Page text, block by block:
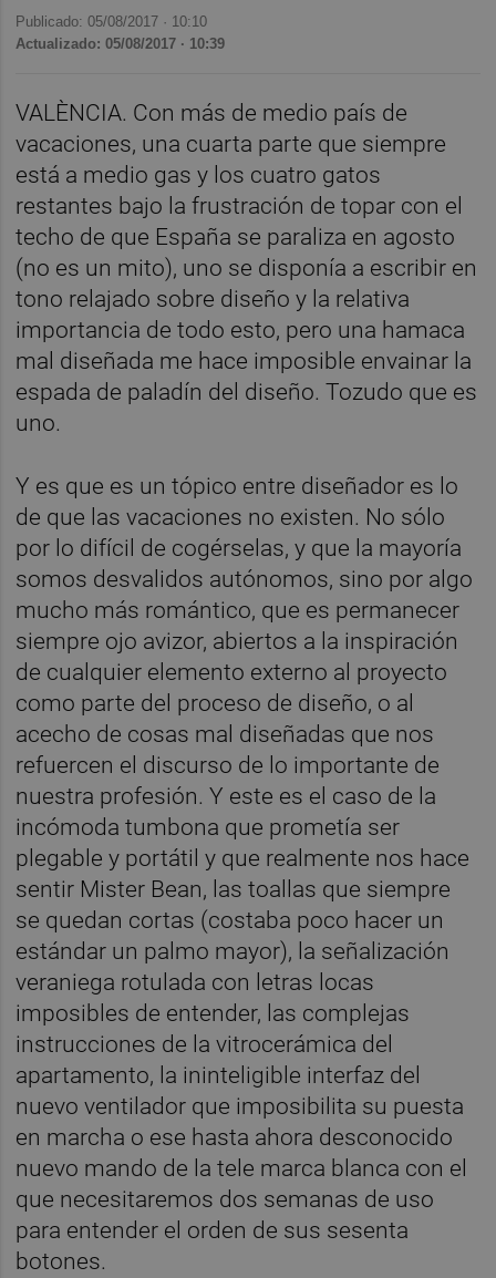
Publicado: 05/08/2017 · 10:10
Actualizado: 05/08/2017 · 10:39
VALÈNCIA. Con más de medio país de
vacaciones, una cuarta parte que siempre
está a medio gas y los cuatro gatos
restantes bajo la frustración de topar con el
techo de que España se paraliza en agosto
(no es un mito), uno se disponía a escribir en
tono relajado sobre diseño y la relativa
importancia de todo esto, pero una hamaca
mal diseñada me hace imposible envainar la
espada de paladín del diseño. Tozudo que es
uno.
Y es que es un tópico entre diseñador es lo
de que las vacaciones no existen. No sólo
por lo difícil de cogérselas, y que la mayoría
somos desvalidos autónomos, sino por algo
mucho más romántico, que es permanecer
siempre ojo avizor, abiertos a la inspiración
de cualquier elemento externo al proyecto
como parte del proceso de diseño, o al
acecho de cosas mal diseñadas que nos
refuercen el discurso de lo importante de
nuestra profesión. Y este es el caso de la
incómoda tumbona que prometía ser
plegable y portátil y que realmente nos hace
sentir Mister Bean, las toallas que siempre
se quedan cortas (costaba poco hacer un
estándar un palmo mayor), la señalización
veraniega rotulada con letras locas
imposibles de entender, las complejas
instrucciones de la vitrocerámica del
apartamento, la ininteligible interfaz del
nuevo ventilador que imposibilita su puesta
en marcha o ese hasta ahora desconocido
nuevo mando de la tele marca blanca con el
que necesitaremos dos semanas de uso
para entender el orden de sus sesenta
botones.